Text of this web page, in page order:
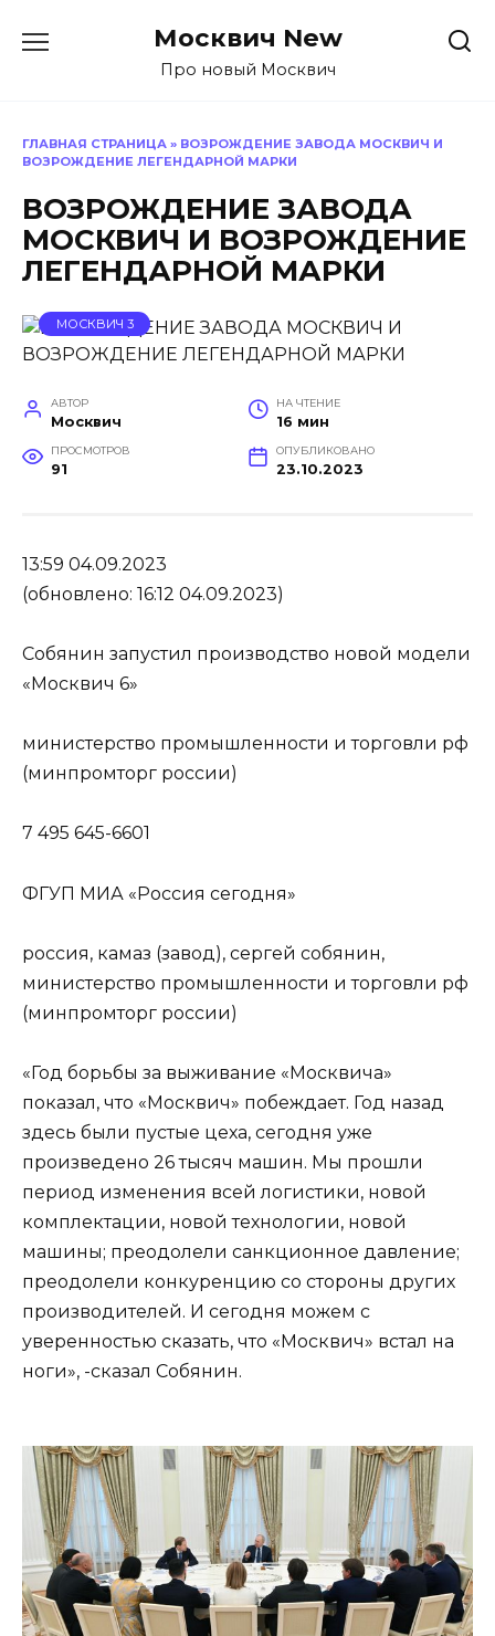
Москвич New
Про новый Москвич
ГЛАВНАЯ СТРАНИЦА » ВОЗРОЖДЕНИЕ ЗАВОДА МОСКВИЧ И
ВОЗРОЖДЕНИЕ ЛЕГЕНДАРНОЙ МАРКИ
ВОЗРОЖДЕНИЕ ЗАВОДА
МОСКВИЧ И ВОЗРОЖДЕНИЕ
ЛЕГЕНДАРНОЙ МАРКИ
МОСКВИЧ 3
АВТОР
Москвич
НА ЧТЕНИЕ
16 мин
ПРОСМОТРОВ
91
ОПУБЛИКОВАНО
23.10.2023
13:59 04.09.2023
(обновлено: 16:12 04.09.2023)
Собянин запустил производство новой модели
«Москвич 6»
министерство промышленности и торговли рф
(минпромторг россии)
7 495 645-6601
ФГУП МИА «Россия сегодня»
россия, камаз (завод), сергей собянин,
министерство промышленности и торговли рф
(минпромторг россии)
«Год борьбы за выживание «Москвича»
показал, что «Москвич» побеждает. Год назад
здесь были пустые цеха, сегодня уже
произведено 26 тысяч машин. Мы прошли
период изменения всей логистики, новой
комплектации, новой технологии, новой
машины; преодолели санкционное давление;
преодолели конкуренцию со стороны других
производителей. И сегодня можем с
уверенностью сказать, что «Москвич» встал на
ноги», -сказал Собянин.